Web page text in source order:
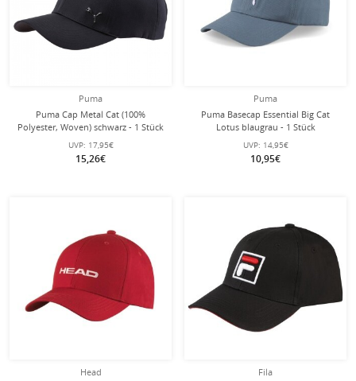
Puma
Puma Cap Metal Cat (100%
Polyester, Woven) schwarz - 1 Stück
UVP: 17,95€
15,26€
Puma
Puma Basecap Essential Big Cat
Lotus blaugrau - 1 Stück
UVP: 14,95€
10,95€
Head
Fila